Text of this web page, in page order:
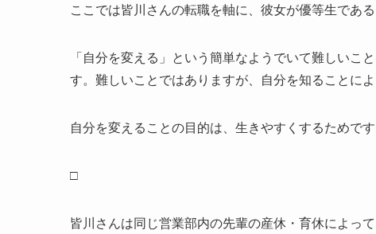
ここでは皆川さんの転職を軸に、彼女が優等生であ
「自分を変える」という簡単なようでいて難しいこ
す。難しいことではありますが、自分を知ることに
自分を変えることの目的は、生きやすくするためで
□
皆川さんは同じ営業部内の先輩の産休・育休によっ